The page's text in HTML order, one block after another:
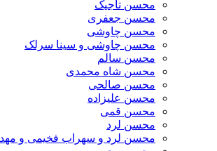
محسن تاجیک
محسن جعفری
محسن چاوشی
محسن چاوشی و سینا سرلک
محسن سالم
محسن شاه محمدی
محسن صالحی
محسن علیزاده
محسن قمی
محسن لرد
محسن لرد و سهراب فخیمی و